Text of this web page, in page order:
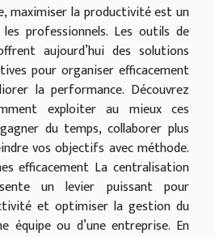
maximiser la productivité est un
professionnels. Les outils de
aujourd’hui des solutions
pour organiser efficacement
la performance. Découvrez
exploiter au mieux ces
du temps, collaborer plus
vos objectifs avec méthode.
efficacement La centralisation
un levier puissant pour
et optimiser la gestion du
équipe ou d’une entreprise. En